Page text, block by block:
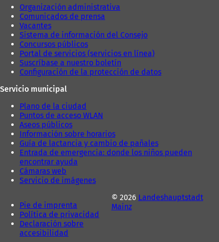
s
ñ
)
Organización administrativa
Comunicados de prensa
Vacantes
Sistema de información del Consejo
Concursos públicos
Portal de servicios (servicios en línea)
Suscríbase a nuestro boletín
Configuración de la protección de datos
Servicio municipal
Plano de la ciudad
Puntos de acceso WLAN
Aseos públicos
Información sobre horarios
Guía de lactancia y cambio de pañales
Entrada de emergencia: donde los niños pueden
encontrar ayuda
Cámaras web
Servicio de imágenes
Pie de imprenta
Política de privacidad
Declaración sobre
accesibilidad
© 2026 Landeshauptstadt
Mainz